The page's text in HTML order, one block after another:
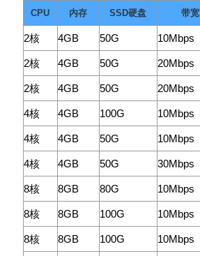
CPU 内存 SSD硬盘 带宽
2核 4GB 50G 10Mbps
2核 4GB 50G 20Mbps
2核 4GB 50G 20Mbps
4核 4GB 100G 10Mbps
4核 4GB 50G 10Mbps
4核 4GB 50G 30Mbps
8核 8GB 80G 10Mbps
8核 8GB 100G 10Mbps
8核 8GB 100G 10Mbps